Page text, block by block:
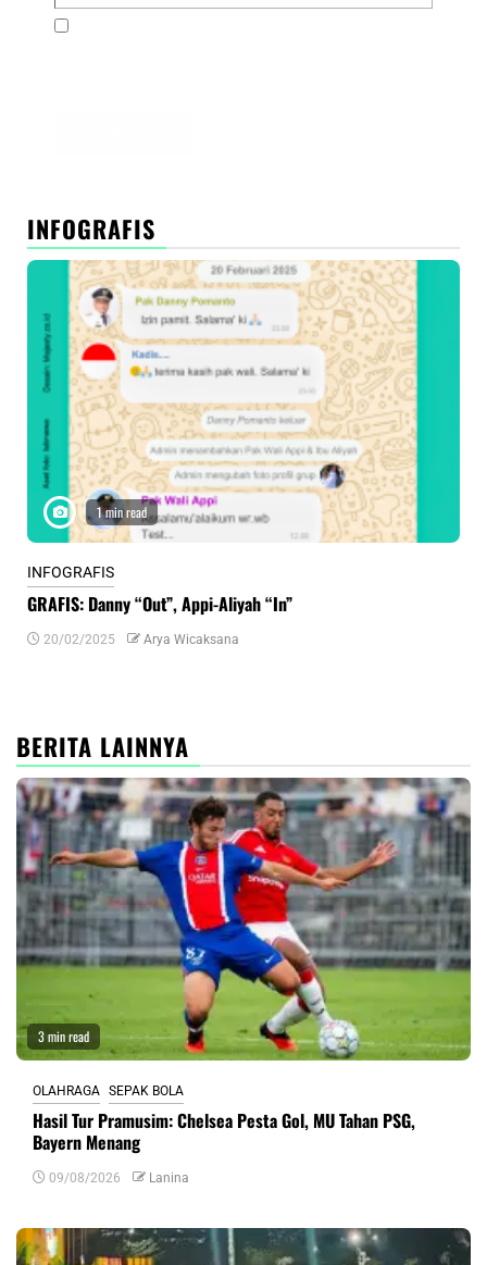
INFOGRAFIS
1 min read
INFOGRAFIS
GRAFIS: Danny “Out”, Appi-Aliyah “In”
20/02/2025 Arya Wicaksana
BERITA LAINNYA
3 min read
OLAHRAGA SEPAK BOLA
Hasil Tur Pramusim: Chelsea Pesta Gol, MU Tahan PSG,
Bayern Menang
09/08/2026 Lanina